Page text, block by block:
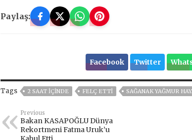
Paylaş:
Facebook Twitter
Tags 2 SAAT IÇINDE FELÇ ETTI SAĞANAK YAĞMUR
Previous
Bakan KASAPOĞLU Dünya
Rekortmeni Fatma Uruk’u